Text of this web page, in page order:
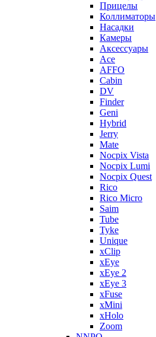
Прицелы
Коллиматоры
Насадки
Камеры
Аксессуары
Ace
AFFO
Cabin
DV
Finder
Geni
Hybrid
Jerry
Mate
Nocpix Vista
Nocpix Lumi
Nocpix Quest
Rico
Rico Micro
Saim
Tube
Tyke
Unique
xClip
xEye
xEye 2
xEye 3
xFuse
xMini
xHolo
Zoom